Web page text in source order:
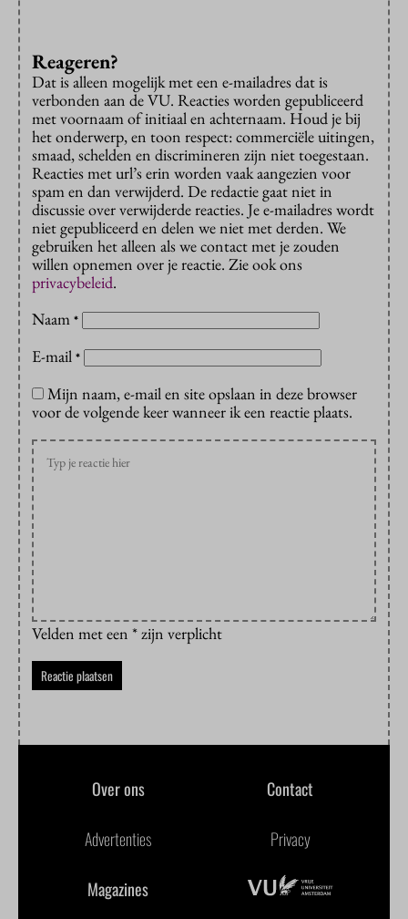
Reageren?
Dat is alleen mogelijk met een e-mailadres dat is
verbonden aan de VU. Reacties worden gepubliceerd
met voornaam of initiaal en achternaam. Houd je bij
het onderwerp, en toon respect: commerciële uitingen,
smaad, schelden en discrimineren zijn niet toegestaan.
Reacties met url’s erin worden vaak aangezien voor
spam en dan verwijderd. De redactie gaat niet in
discussie over verwijderde reacties. Je e-mailadres wordt
niet gepubliceerd en delen we niet met derden. We
gebruiken het alleen als we contact met je zouden
willen opnemen over je reactie. Zie ook ons
privacybeleid.
Naam *
E-mail *
Mijn naam, e-mail en site opslaan in deze browser
voor de volgende keer wanneer ik een reactie plaats.
Velden met een * zijn verplicht
Over ons Contact
Advertenties Privacy
Magazines